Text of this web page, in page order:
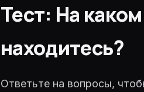
Тест: На
находитесь?
Ответьте на вопросы,